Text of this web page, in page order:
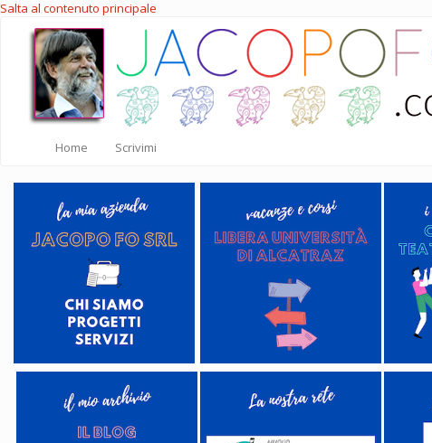
Salta al contenuto principale
Home Scrivimi